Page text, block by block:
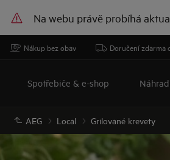
Na webu právě probíhá
Nákup bez obav Doručení zdarma
Spotřebiče & e-shop
AEG Local Grilované krevety